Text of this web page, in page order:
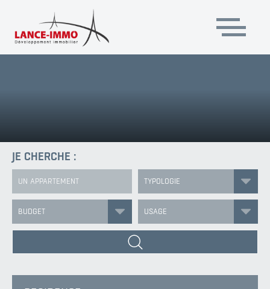
JE CHERCHE :